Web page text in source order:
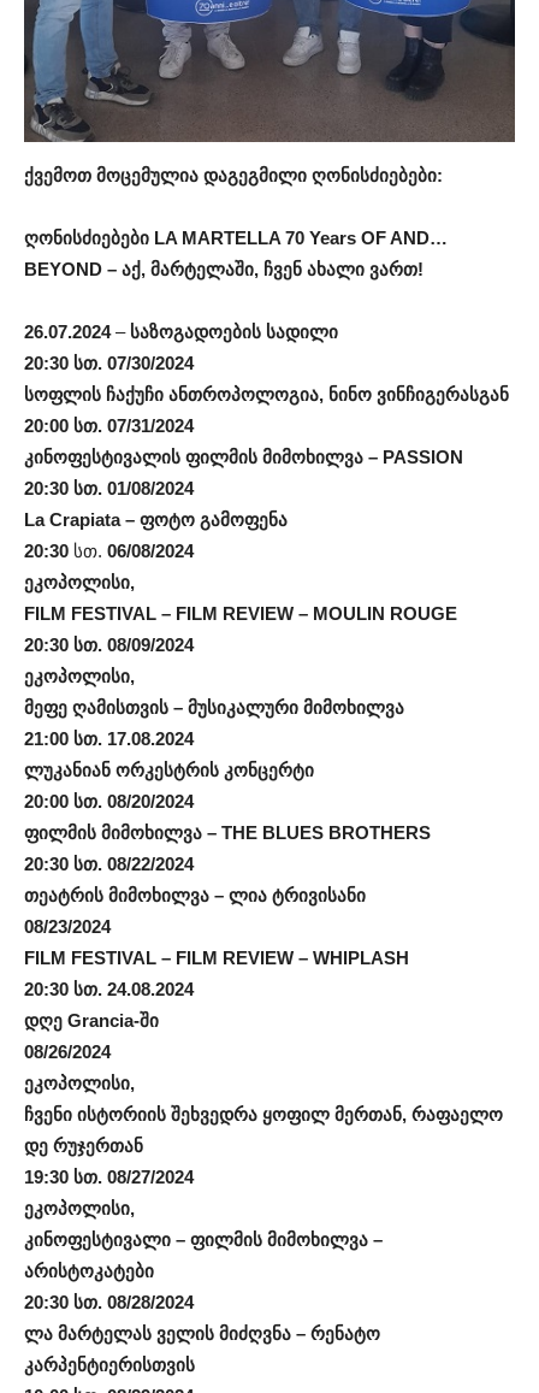
ქვემოთ მოცემულია დაგეგმილი ღონისძიებები:
ღონისძიებები LA MARTELLA 70 Years OF AND…
BEYOND – აქ, მარტელაში, ჩვენ ახალი ვართ!
26.07.2024– საზოგადოების სადილი
20:30 სთ. 07/30/2024
სოფლის ჩაქუჩი ანთროპოლოგია, ნინო ვინჩიგერასგან
20:00 სთ. 07/31/2024
კინოფესტივალის ფილმის მიმოხილვა – PASSION
20:30 სთ. 01/08/2024
La Crapiata – ფოტო გამოფენა
20:30 სთ. 06/08/2024
ეკოპოლისი,
FILM FESTIVAL – FILM REVIEW – MOULIN ROUGE
20:30 სთ. 08/09/2024
ეკოპოლისი,
მეფე ღამისთვის – მუსიკალური მიმოხილვა
21:00 სთ. 17.08.2024
ლუკანიან ორკესტრის კონცერტი
20:00 სთ. 08/20/2024
ფილმის მიმოხილვა – THE BLUES BROTHERS
20:30 სთ. 08/22/2024
თეატრის მიმოხილვა – ლია ტრივისანი
08/23/2024
FILM FESTIVAL – FILM REVIEW – WHIPLASH
20:30 სთ. 24.08.2024
დღე Grancia-ში
08/26/2024
ეკოპოლისი,
ჩვენი ისტორიის შეხვედრა ყოფილ მერთან, რაფაელო
დე რუჯერთან
19:30 სთ. 08/27/2024
ეკოპოლისი,
კინოფესტივალი – ფილმის მიმოხილვა –
არისტოკატები
20:30 სთ. 08/28/2024
ლა მარტელას ველის მიძღვნა – რენატო
კარპენტიერისთვის